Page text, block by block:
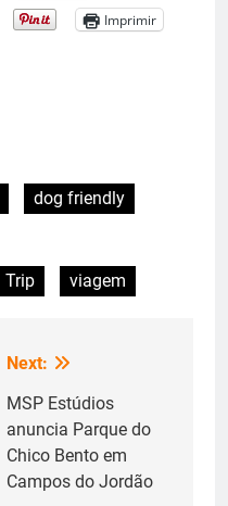
Imprimir
dog friendly
Trip viagem
Next:
MSP Estúdios
anuncia Parque do
Chico Bento em
Campos do Jordão